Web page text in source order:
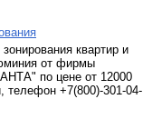
квартир и
от фирмы
по цене от 12000
телефон +7(800)-301-04-